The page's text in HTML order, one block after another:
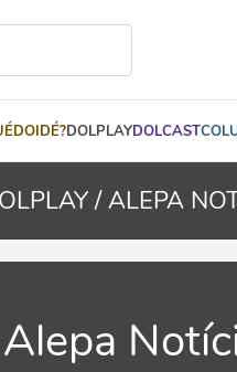
DOLPLAYDOLCAST
/ALEPA
Alepa